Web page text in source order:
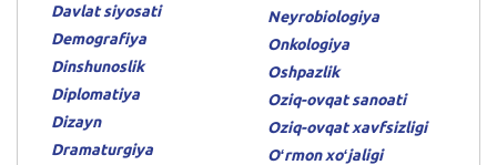
Davlat siyosati
Demografiya
Dinshunoslik
Diplomatiya
Dizayn
Dramaturgiya
Neyrobiologiya
Onkologiya
Oshpazlik
Oziq-ovqat sanoati
Oziq-ovqat xavfsizligi
Oʻrmon xoʻjaligi